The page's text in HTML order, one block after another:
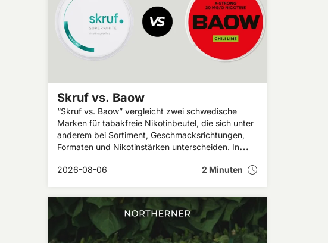
Skruf vs. Baow
“Skruf vs. Baow” vergleicht zwei schwedische
Marken für tabakfreie Nikotinbeutel, die sich unter
anderem bei Sortiment, Geschmacksrichtungen,
Formaten und Nikotinstärken unterscheiden. In
Gemeinsamkeiten und Unterschiede Skruf und
2026-08-06 2 Minuten